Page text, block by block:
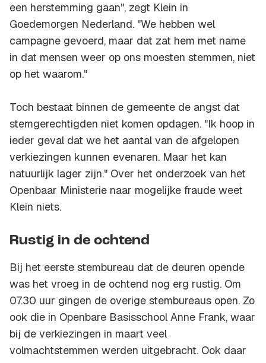
een herstemming gaan", zegt Klein in
Goedemorgen Nederland. "We hebben wel
campagne gevoerd, maar dat zat hem met name
in dat mensen weer op ons moesten stemmen, niet
op het waarom."
Toch bestaat binnen de gemeente de angst dat
stemgerechtigden niet komen opdagen. "Ik hoop in
ieder geval dat we het aantal van de afgelopen
verkiezingen kunnen evenaren. Maar het kan
natuurlijk lager zijn." Over het onderzoek van het
Openbaar Ministerie naar mogelijke fraude weet
Klein niets.
Rustig in de ochtend
Bij het eerste stembureau dat de deuren opende
was het vroeg in de ochtend nog erg rustig. Om
07.30 uur gingen de overige stembureaus open. Zo
ook die in Openbare Basisschool Anne Frank, waar
bij de verkiezingen in maart veel
volmachtstemmen werden uitgebracht. Ook daar